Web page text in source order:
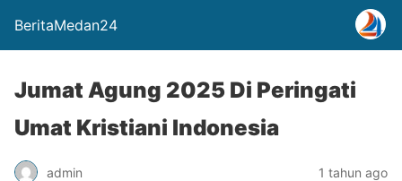
BeritaMedan24
Jumat Agung 2025 Di Peringati
Umat Kristiani Indonesia
admin 1 tahun ago